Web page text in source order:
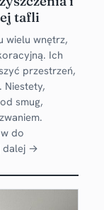
tafli
wielu wnętrz,
Ich
przestrzeń,
Niestety,
smug,
do
dalej →